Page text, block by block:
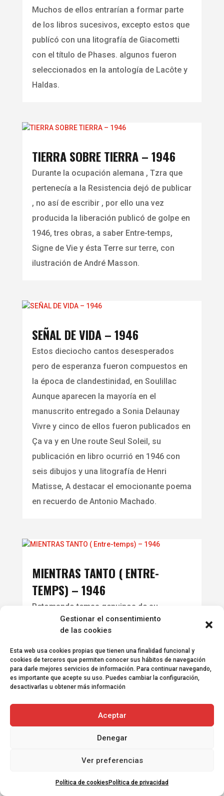
Gestionar el consentimiento
de las cookies
Esta web usa cookies propias que tienen una finalidad funcional y
cookies de terceros que permiten conocer sus hábitos de navegación
para darle mejores servicios de información. Para continuar navegando,
es importante que acepte su uso. Puedes cambiar la configuración,
desactivarlas u obtener más información
Aceptar
Denegar
Ver preferencias
Política de cookies Política de privacidad
Muchos de ellos entrarían a formar parte
de los libros sucesivos, excepto estos que
publícó con una litografía de Giacometti
con el título de Phases. algunos fueron
seleccionados en la antología de Lacôte y
Haldas.
TIERRA SOBRE TIERRA – 1946
Durante la ocupación alemana , Tzra que
pertenecía a la Resistencia dejó de publicar
, no así de escribir , por ello una vez
producida la liberación publicó de golpe en
1946, tres obras, a saber Entre-temps,
Signe de Vie y ésta Terre sur terre, con
ilustración de André Masson.
SEÑAL DE VIDA – 1946
Estos dieciocho cantos desesperados
pero de esperanza fueron compuestos en
la época de clandestinidad, en Soulillac
Aunque aparecen la mayoría en el
manuscrito entregado a Sonia Delaunay
Vivre y cinco de ellos fueron publicados en
Ça va y en Une route Seul Soleil, su
publicación en libro ocurrió en 1946 con
seis dibujos y una litografía de Henri
Matisse, A destacar el emocionante poema
en recuerdo de Antonio Machado.
MIENTRAS TANTO ( ENTRE-
TEMPS) – 1946
Retomando temas genuinos de su
trayectoria poética, la soledad, en este
amargura de la persecución que le
conduce a un exilio silencioso, pero
también, la luz, el fuego devastador y
significado de las palabras, la dotación de
un nuevo sentido al lenguaje y a la
paremiología, como demuestran los títulos
de poemas como Entre una cosa y otra, Al